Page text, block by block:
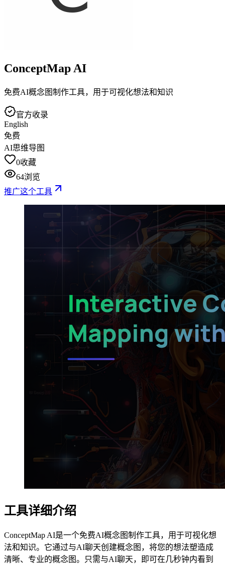
ConceptMap AI
免费AI概念图制作工具，用于可视化想法和知识
官方收录
English
免费
AI思维导图
0收藏
64浏览
推广这个工具
工具详细介绍
ConceptMap AI是一个免费AI概念图制作工具，用于可视化想
法和知识。它通过与AI聊天创建概念图，将您的想法塑造成
清晰、专业的概念图。只需与AI聊天，即可在几秒钟内看到